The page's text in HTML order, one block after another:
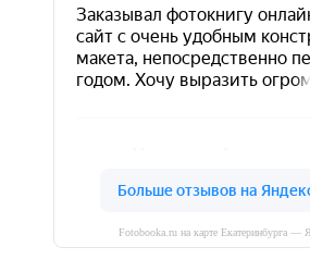
Fotobooka.ru на карте Екатеринбурга —